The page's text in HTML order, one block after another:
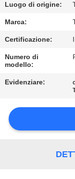
DI
QUALITÀ
RICHIEDA
CITAZIONE
COMPANY
Luogo di origine:
Marca:
Certificazione:
Numero di
modello:
Evidenziare: